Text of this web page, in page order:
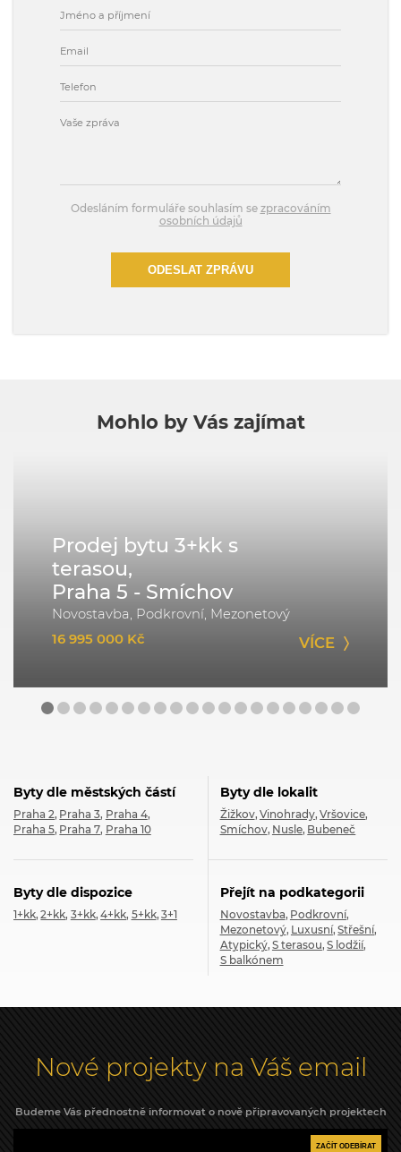
Odesláním formuláře souhlasím se zpracováním
osobních údajů
ODESLAT ZPRÁVU
Mohlo by Vás zajímat
Prodej bytu 3+kk s
terasou,
Praha 5 - Smíchov
Novostavba, Podkrovní, Mezonetový
16 995 000 Kč
VÍCE
Byty dle městských částí
Praha 2 Praha 3 Praha 4
Praha 5 Praha 7 Praha 10
Byty dle lokalit
Žižkov Vinohrady Vršovice
Smíchov Nusle Bubeneč
Byty dle dispozice
1+kk 2+kk 3+kk 4+kk 5+kk 3+1
Přejít na podkategorii
Novostavba Podkrovní
Mezonetový Luxusní Střešní
Atypický S terasou S lodžií
S balkónem
Nové projekty na Váš email
Budeme Vás přednostně informovat o nově připravovaných projektech
ZAČÍT ODEBÍRAT